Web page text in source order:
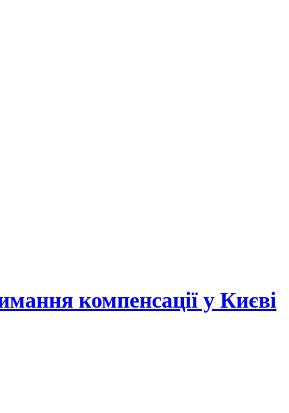
компенсації у Києві